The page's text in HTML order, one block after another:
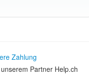
Partner Help.ch